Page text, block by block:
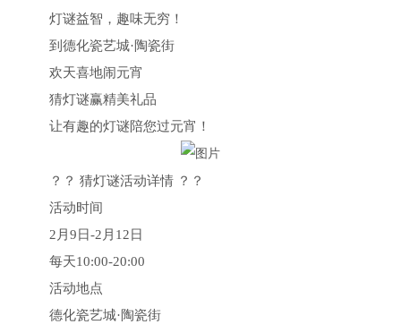
灯谜益智，趣味无穷！
到德化瓷艺城·陶瓷街
欢天喜地闹元宵
猜灯谜赢精美礼品
让有趣的灯谜陪您过元宵！
？？ 猜灯谜活动详情 ？？
活动时间
2月9日-2月12日
每天10:00-20:00
活动地点
德化瓷艺城·陶瓷街